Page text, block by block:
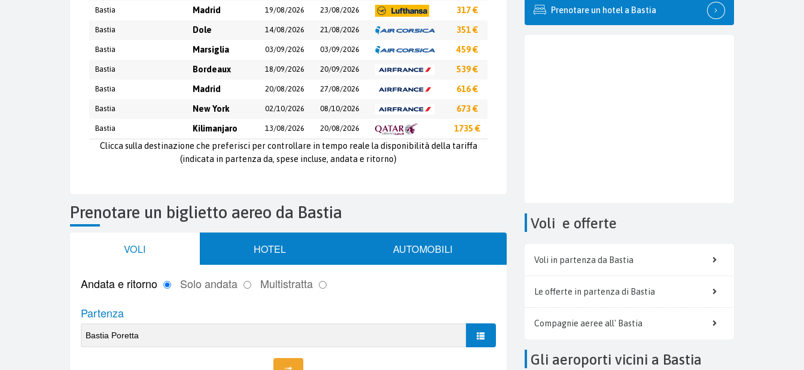
Bastia Madrid 19/08/2026 23/08/2026 317 €
Bastia Dole 14/08/2026 21/08/2026 351 €
Bastia Marsiglia 03/09/2026 03/09/2026 459 €
Bastia Bordeaux 18/09/2026 20/09/2026 539 €
Bastia Madrid 20/08/2026 27/08/2026 616 €
Bastia New York 02/10/2026 08/10/2026 673 €
Bastia Kilimanjaro 13/08/2026 20/08/2026
1735 €
Clicca sulla destinazione che preferisci per controllare in tempo reale la disponibilità della tariffa
(indicata in partenza da, spese incluse, andata e ritorno)
Prenotare un biglietto aereo da Bastia
Prenotare un hotel a Bastia
Voli e offerte
Voli in partenza da Bastia
Le offerte in partenza di Bastia
Compagnie aeree all' Bastia
Gli aeroporti vicini a Bastia